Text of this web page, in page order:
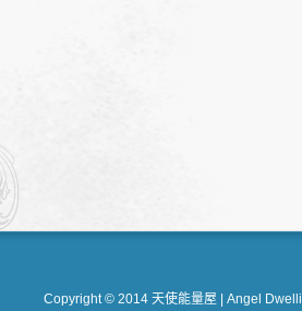
Copyright © 2014 天使能量屋 | Angel